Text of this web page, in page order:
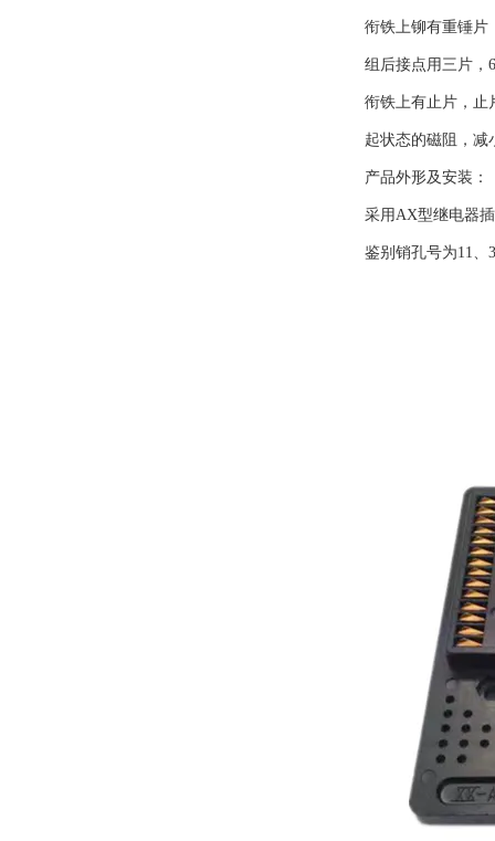
衔铁上铆有重锤片
组后接点用三片，
衔铁上有止片，止
起状态的磁阻，减
产品外形及安装：
采用AX型继电器
鉴别销孔号为11、